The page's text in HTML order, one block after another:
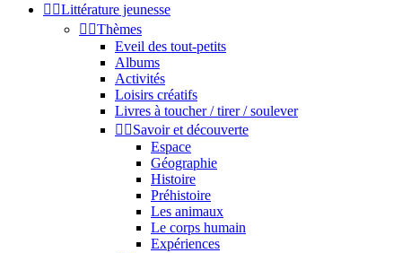
 Littérature jeunesse
 Thèmes
Eveil des tout-petits
Albums
Activités
Loisirs créatifs
Livres à toucher / tirer / soulever
 Savoir et découverte
Espace
Géographie
Histoire
Préhistoire
Les animaux
Le corps humain
Expériences